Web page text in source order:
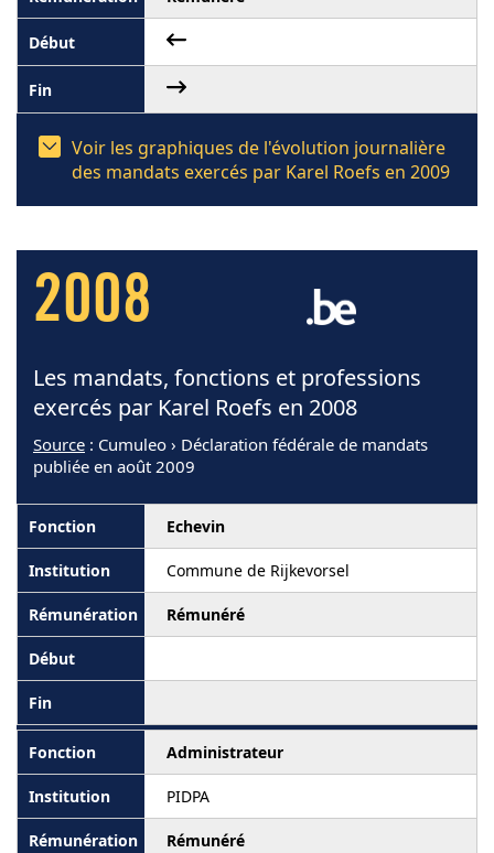
Voir les graphiques de l'évolution journalière
des mandats exercés par Karel Roefs en 2009
2008
Les mandats, fonctions et professions
exercés par Karel Roefs en 2008
Source : Cumuleo › Déclaration fédérale de mandats
publiée en août 2009
Echevin
Commune de Rijkevorsel
Rémunéré
Administrateur
PIDPA
Rémunéré